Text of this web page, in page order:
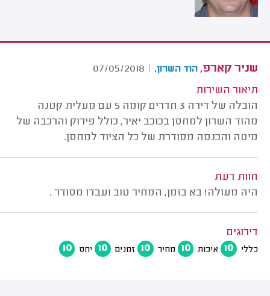
שניר קארפ, הוד השרון.
|
07/05/2018
תיאור השירות
הובלה של דירה 3 חדרים קומה 5 עם מעלית קטנה
מהוד השרון למחסן בכוכב יאיר, כולל פירוק והרכבה של
מיטה והכנסה מסודרת של כל הציוד למחסן.
חוות דעת
היה מעולה! בא בזמן, המחיר טוב ועבדו מסודר .
דירוגים
כללי 10 איכות 10 מחיר 10 זמנים 10 יחס 10